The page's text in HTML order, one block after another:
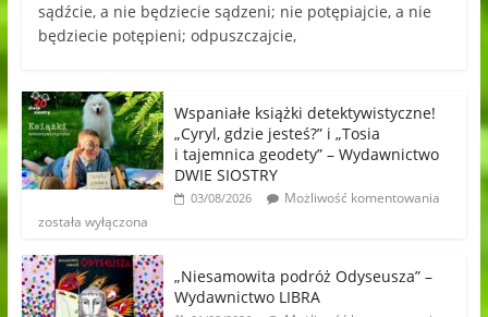
sądźcie, a nie będziecie sądzeni; nie potępiajcie, a nie
będziecie potępieni; odpuszczajcie,
Wspaniałe książki detektywistyczne!
„Cyryl, gdzie jesteś?” i „Tosia
i tajemnica geodety” – Wydawnictwo
DWIE SIOSTRY
03/08/2026
Możliwość komentowania
została wyłączona
„Niesamowita podróż Odyseusza” –
Wydawnictwo LIBRA